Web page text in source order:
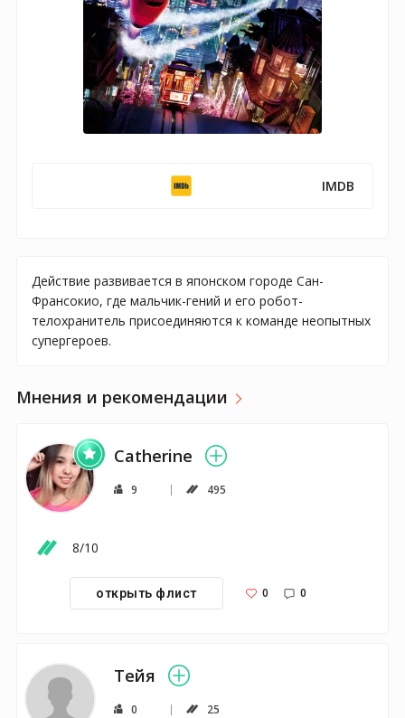
IMDB
Действие развивается в японском городе Сан-
Франсокио, где мальчик-гений и его робот-
телохранитель присоединяются к команде неопытных
супергероев.
Мнения и рекомендации
Catherine
9 495
8/10
открыть флист 0 0
Тейя
0 25